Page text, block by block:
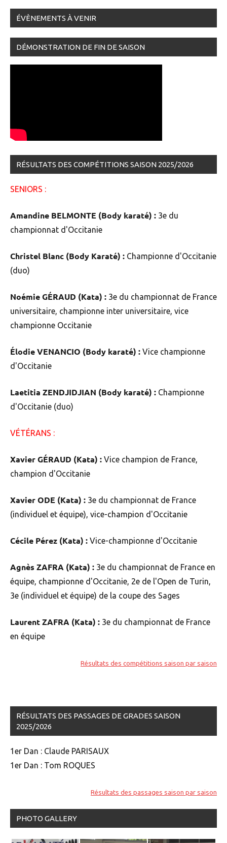
ÉVÈNEMENTS À VENIR
DÉMONSTRATION DE FIN DE SAISON
RÉSULTATS DES COMPÉTITIONS SAISON 2025/2026
SENIORS :
Amandine BELMONTE (Body karaté) : 3e du
championnat d'Occitanie
Christel Blanc (Body Karaté) : Championne d'Occitanie
(duo)
Noémie GÉRAUD (Kata) : 3e du championnat de France
universitaire, championne inter universitaire, vice
championne Occitanie
Élodie VENANCIO (Body karaté) : Vice championne
d'Occitanie
Laetitia ZENDJIDJIAN (Body karaté) : Championne
d'Occitanie (duo)
VÉTÉRANS :
Xavier GÉRAUD (Kata) : Vice champion de France,
champion d'Occitanie
Xavier ODE (Kata) : 3e du championnat de France
(individuel et équipe), vice-champion d'Occitanie
Cécile Pérez (Kata) : Vice-championne d'Occitanie
Agnès ZAFRA (Kata) : 3e du championnat de France en
équipe, championne d'Occitanie, 2e de l'Open de Turin,
3e (individuel et équipe) de la coupe des Sages
Laurent ZAFRA (Kata) : 3e du championnat de France
en équipe
Résultats des compétitions saison par saison
RÉSULTATS DES PASSAGES DE GRADES SAISON
2025/2026
1er Dan : Claude PARISAUX
1er Dan : Tom ROQUES
Résultats des passages saison par saison
PHOTO GALLERY